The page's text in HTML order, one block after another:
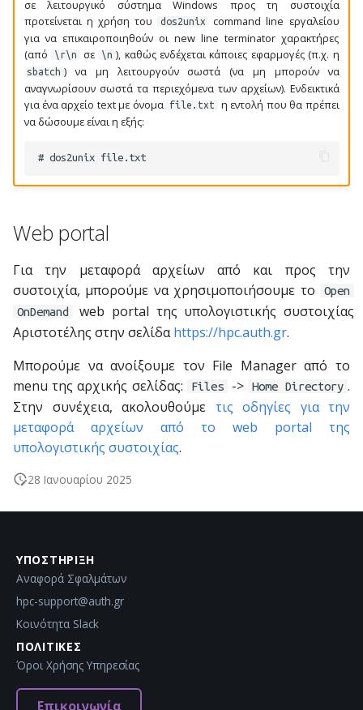
σε λειτουργικό σύστημα Windows προς τη συστοιχία
προτείνεται η χρήση του
dos2unix
command line εργαλείου
για να επικαιροποιηθούν οι new line terminator χαρακτήρες
(από
\r\n σε \n ), καθώς ενδέχεται κάποιες εφαρμογές (π.χ. η
sbatch ) να μη λειτουργούν σωστά (να μη μπορούν να
αναγνωρίσουν σωστά τα περιεχόμενα των αρχείων). Ενδεικτικά
για ένα αρχείο text με όνομα
file.txt
η εντολή που θα πρέπει
να δώσουμε είναι η εξής:
# dos2unix file.txt
Web portal
Για την μεταφορά αρχείων από και προς την
συστοιχία, μπορούμε να χρησιμοποιήσουμε το
Open
OnDemand
web portal της υπολογιστικής συστοιχίας
Αριστοτέλης στην σελίδαhttps://hpc.auth.gr.
Μπορούμε να ανοίξουμε τον File Manager από το
menu της αρχικής σελίδας:
Files -> Home Directory .
Στην συνέχεια, ακολουθούμε τις οδηγίες για την
μεταφορά αρχείων από το web portal της
υπολογιστικής συστοιχίας.
28 Ιανουαρίου 2025
ΥΠΟΣΤΉΡΙΞΗ
Αναφορά Σφαλμάτων
hpc-support@auth.gr
Κοινότητα Slack
ΠΟΛΙΤΙΚΈΣ
Όροι Χρήσης Υπηρεσίας
Επικοινωνία